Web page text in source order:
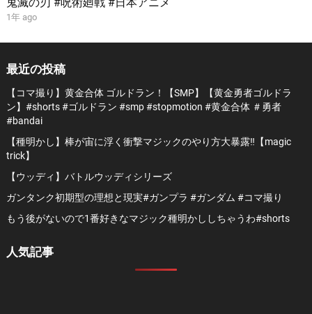
1年 ago
最近の投稿
【コマ撮り】黄金合体 ゴルドラン！【SMP】【黄金勇者ゴルドラ
ン】#shorts #ゴルドラン #smp #stopmotion #黄金合体 ＃勇者
#bandai
【種明かし】棒が宙に浮く衝撃マジックのやり方大暴露‼️【magic
trick】
【ウッディ】バトルウッディシリーズ
ガンタンク初期型の理想と現実#ガンプラ #ガンダム #コマ撮り
もう後がないので1番好きなマジック種明かししちゃうわ#shorts
人気記事